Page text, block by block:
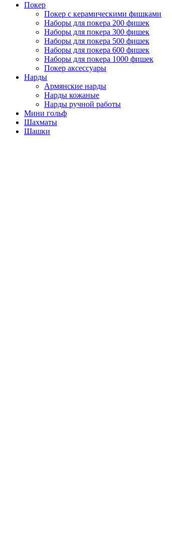
Покер
Покер с керамическими фишками
Наборы для покера 200 фишек
Наборы для покера 300 фишек
Наборы для покера 500 фишек
Наборы для покера 600 фишек
Наборы для покера 1000 фишек
Покер аксессуары
Нарды
Армянские нарды
Нарды кожаные
Нарды ручной работы
Мини гольф
Шахматы
Шашки